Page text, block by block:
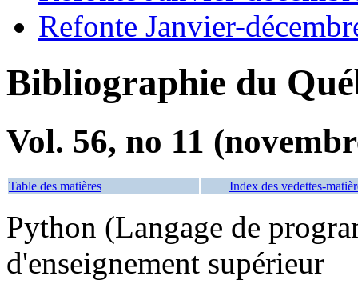
Refonte Janvier-
Bibliographie du
Vol. 56, no 11
Table des matières Index des vedettes-
Python (Langage de
d'enseignement supérieur